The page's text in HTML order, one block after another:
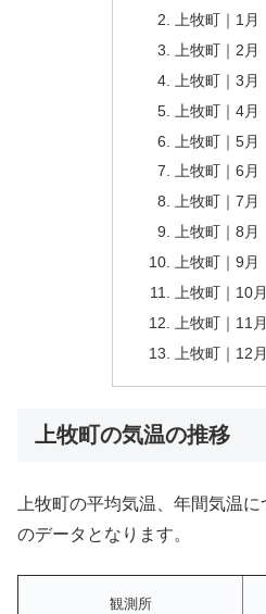
上牧町｜1月
上牧町｜2月
上牧町｜3月
上牧町｜4月
上牧町｜5月
上牧町｜6月
上牧町｜7月
上牧町｜8月
上牧町｜9月
上牧町｜10月
上牧町｜11月
上牧町｜12月
上牧町の気温の推移
上牧町の平均気温、年間気温
のデータとなります。
観測所